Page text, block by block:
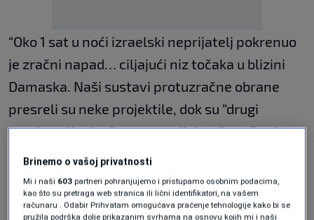
“Oko 1 sat u noći izraelski neprijatelj pokrenuo
je zračni napad… ciljajući niz točaka u blizini
Damaska. Naši sustavi protuzračne obrane
presreli su neke projektile, dok su “drugi
uzrokovali određene materijalne štete”, rekao
je vojni izvor službenoj agenciji Sana.
Sa svoje strane, Sirijski opservatorij za ljudska
Brinemo o vašoj privatnosti
Mi i naši 603 partneri pohranjujemo i pristupamo osobnim podacima,
kao što su pretraga web stranica ili lični identifikatori, na vašem
računaru . Odabir Prihvatam omogućava praćenje tehnologije kako bi se
pružila podrška dolje prikazanim svrhama na osnovu kojih mi i naši